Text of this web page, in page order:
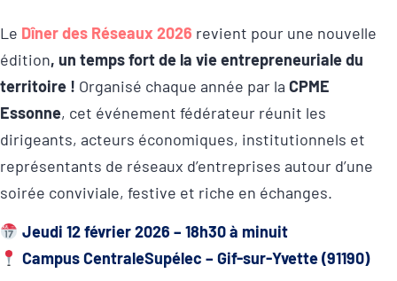
Le Dîner des Réseaux 2026 revient pour une nouvelle
édition, un temps fort de la vie entrepreneuriale du
territoire ! Organisé chaque année par la CPME
Essonne, cet événement fédérateur réunit les
dirigeants, acteurs économiques, institutionnels et
représentants de réseaux d’entreprises autour d’une
soirée conviviale, festive et riche en échanges.
Jeudi 12 février 2026 – 18h30 à minuit
Campus CentraleSupélec – Gif-sur-Yvette (91190)